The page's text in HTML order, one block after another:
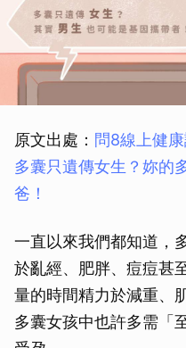
原文出處： 問8線上健
多囊只遺傳女生？妳的
爸！
一直以來我們都知道，
於亂經、肥胖、痘痘甚
量的時間精力於減重、
多囊女孩中也許多需「